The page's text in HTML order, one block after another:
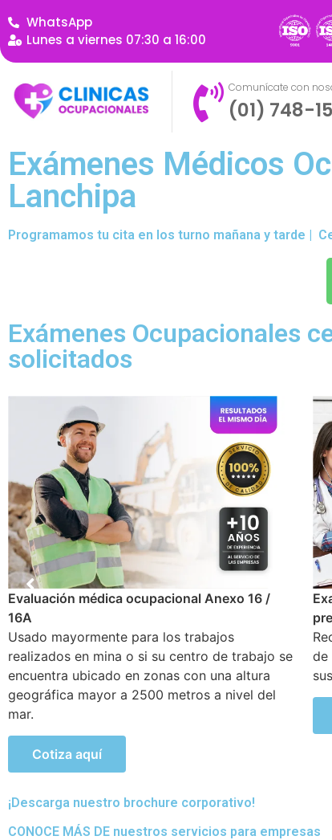
WhatsApp
Lunes a viernes 07:30 a 16:00
Comunícate con
(01) 748-
Exámenes Médicos
Lanchipa
Programamos tu cita en los turno mañana y tarde |
Exámenes Ocupacionales
solicitados
Examen médico
pre-ocupacional o ingreso
Recomendado y solicitado al empleador antes
de que el nuevo trabajador empiece a realizar
sus labores en la empresa
Cotiza aquí
¡Descarga nuestro brochure corporativo!
CONOCE MÁS DE nuestros servicios para empresas